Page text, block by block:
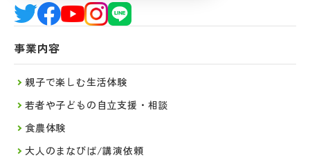
事業内容
親子で楽しむ生活体験
若者や子どもの自立支援・相談
食農体験
大人のまなびば/講演依頼